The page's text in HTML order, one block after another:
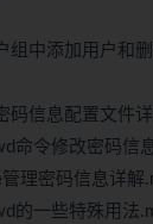
组中添加用户和
码信息配置文件
命令修改密码信
理密码信息详解
的一些特殊用法